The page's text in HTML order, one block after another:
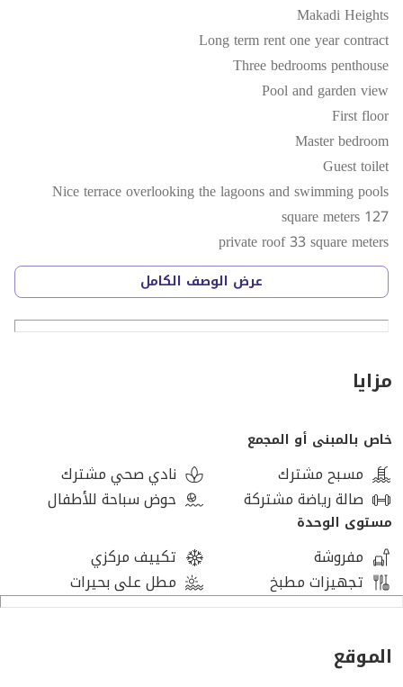
Makadi Heights
Long term rent one year contract
Three bedrooms penthouse
Pool and garden view
First floor
Master bedroom
Guest toilet
Nice terrace overlooking the lagoons and swimming pools
127 square meters
private roof 33 square meters
Euro 600 per month
One month in advance
One month security deposit
البحر الأحمر من تطوير أوراسكوم للتنمية
يقع مشروع مكادي هايتس في قلب خليج مكادي، أحد أرقى
وأسرع الوجهات نموًا على ساحل البحر الأحمر في مصر.
تتميز المنطقة بـ:
مياه فيروزية صافية وشعاب مرجانية عالمية
ارتباط مباشر بالسياحة الدولية والمنتجعات الفاخرة
مجتمع حيوي يضم ملاكًا وسائحين ومستثمرين
عرض الوصف الكامل
مزايا
خاص بالمبنى أو المجمع
مسبح مشترك
نادي صحي مشترك
صالة رياضة مشتركة
حوض سباحة للأطفال
مستوى الوحدة
مفروشة
تكييف مركزي
تجهيزات مطبخ
مطل على بحيرات
الموقع